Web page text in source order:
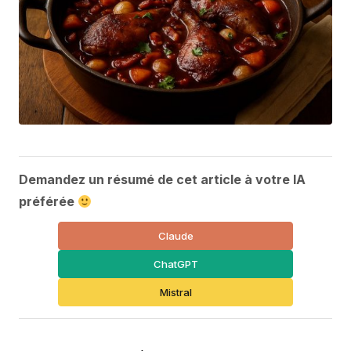
Demandez un résumé de cet article à votre IA
préférée
Claude
ChatGPT
Mistral